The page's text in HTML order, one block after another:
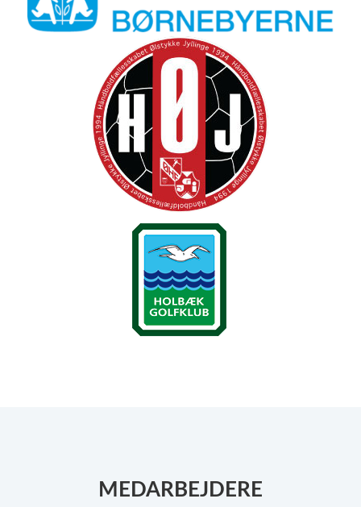
MEDARBEJDERE